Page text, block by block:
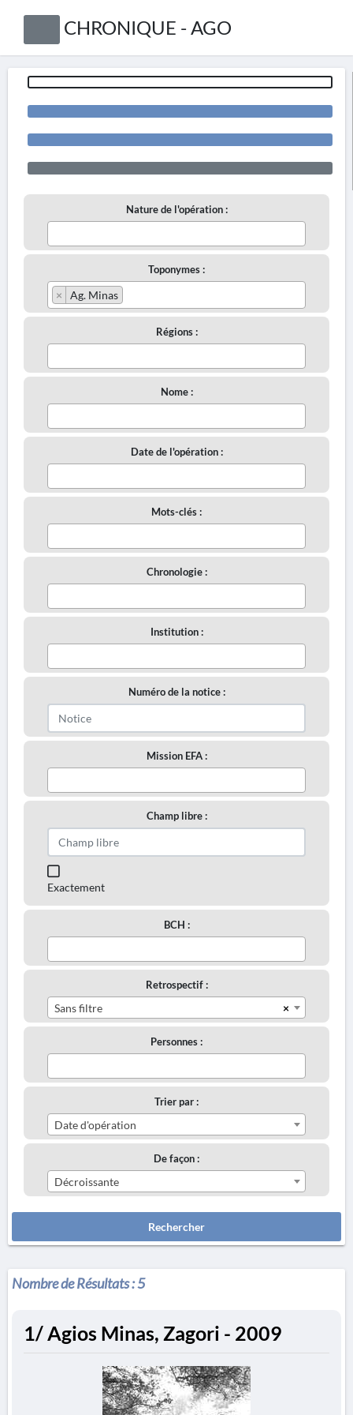
CHRONIQUE - AGO
Nature de l'opération :
Toponymes :
× Ag. Minas
Régions :
Nome :
Date de l'opération :
Mots-clés :
Chronologie :
Institution :
Numéro de la notice :
Mission EFA :
Champ libre :
Exactement
BCH :
Retrospectif :
×
Sans filtre
Personnes :
Trier par :
Date d'opération
De façon :
Décroissante
Rechercher
Nombre de Résultats :5
1/ Agios Minas, Zagori - 2009